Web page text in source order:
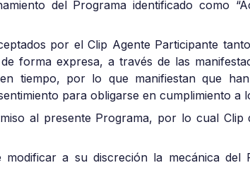
del Programa identificado como
por el Clip Agente Participante
forma expresa, a través de las
tiempo, por lo que manifiestan que
para obligarse en cumplimiento a
al presente Programa, por lo cual Clip
a su discreción la mecánica del